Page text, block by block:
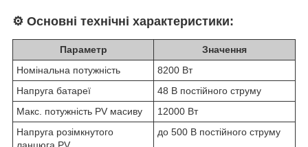
⚙️ Основні технічні характеристики:
Параметр
Значення
Номінальна потужність
8200 Вт
Напруга батареї
48 В постійного струму
Макс. потужність PV масиву
12000 Вт
Напруга розімкнутого
до 500 В постійного струму